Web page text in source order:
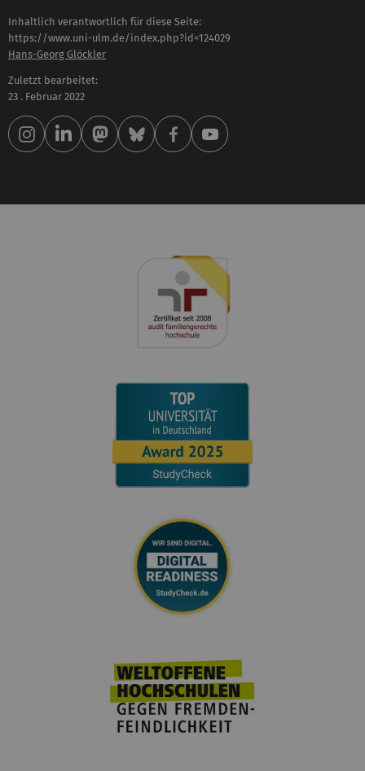
Inhaltlich verantwortlich für diese Seite:
https://www.uni-ulm.de/index.php?id=124029
Hans-Georg Glöckler
Zuletzt bearbeitet:
23 . Februar 2022